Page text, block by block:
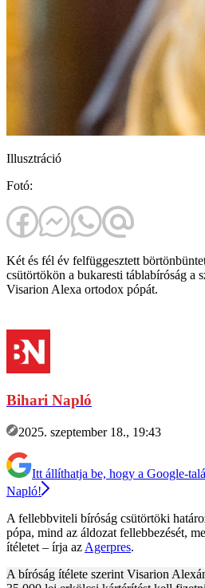
Illusztráció
Fotó:
Két és fél év felfüggesztett
csütörtökön a bukaresti táblabíróság a
Visarion Alexa ortodox pópát.
Bihari Napló
2025. szeptember 18., 19:43
Itt állíthatja be, hogy a Google-
Napló!
A fellebbviteli bíróság csütörtöki
pópa, mind az áldozat fellebbezését,
ítéletet – írja az Agerpres.
A bíróság ítélete szerint Visarion